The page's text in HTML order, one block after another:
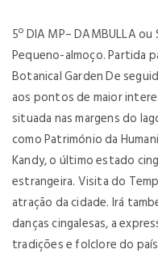
5º DIA MP– DAMBULLA ou
Pequeno-almoço. Partida
Botanical Garden De
aos pontos de maior
situada nas margens do
como Património da
Kandy, o último estado
estrangeira. Visita do
atração da cidade. Irá
danças cingalesas, a
tradições e folclore do